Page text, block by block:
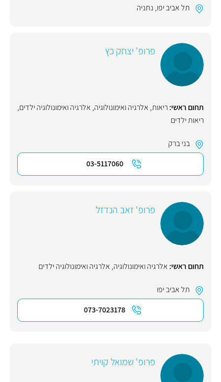
תל אביב יפו, נתניה
פרופ' יצחק כץ
תחום ראשי:ריאות, אלרגיה ואימונולוגיה, אלרגיה ואימונולוגיה ילדים,
ריאות ילדים
בני ברק
03-5117060
פרופ' זאב הנדזל
תחום ראשי: אלרגיה ואימונולוגיה, אלרגיה ואימונולוגיה ילדים
תל אביב יפו
073-7023178
פרופ' שמואל קויתי